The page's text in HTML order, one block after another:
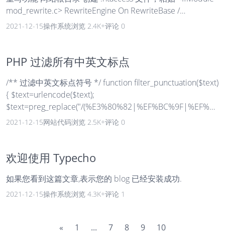
mod_rewrite.c> RewriteEngine On RewriteBase /
RewriteCond %{REQUEST_FILENAME} !-f RewriteCond %
2021-12-15操作系统浏览 2.4K+评论 0
PHP 过滤所有中英文标点
/** 过滤中英文标点符号 */ function filter_punctuation($text)
{ $text=urlencode($text);
$text=preg_replace("/(%E3%80%82|%EF%BC%9F|%EF%B
C%81|%EF%BC%8C|%E3%80%81|%EF%BC%9B|%EF%BC
8B|%E3%80%88|%E3%80%89|%E3%80%90|%E3%80%9
1|...
2021-12-15网站代码浏览 2.5K+评论 0
欢迎使用 Typecho
如果您看到这篇文章,表示您的 blog 已经安装成功.
2021-12-15操作系统浏览 4.3K+评论 1
« 1 ... 7 8 9 10